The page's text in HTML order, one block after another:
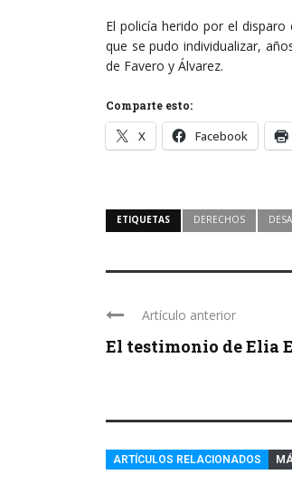
El policía herido por el
que se pudo individualizar,
de Favero y Álvarez.
Comparte esto:
X Facebook
ETIQUETAS DERECHOS
Artículo anterior
El testimonio de Elia
ARTÍCULOS RELACIONADOS